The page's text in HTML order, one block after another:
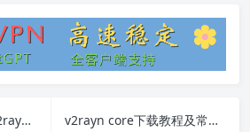
全面了解wulubing v2ray：软件安装、使用教程及常见问题 v2rayn core下载教程及常见问题解答